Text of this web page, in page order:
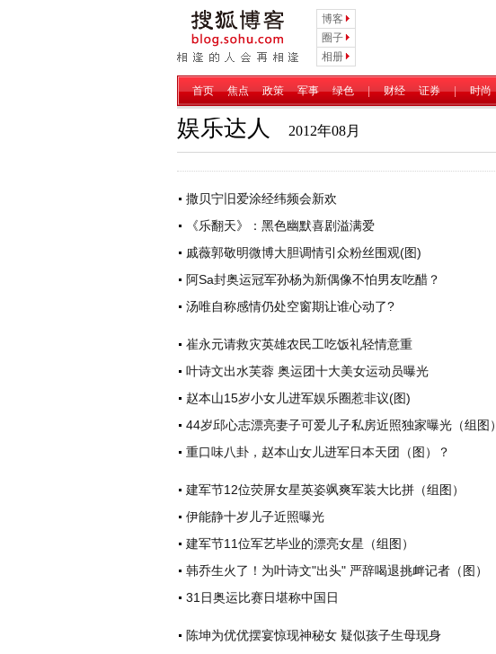
博客
圈子
相册
首页 焦点 政策 军事 绿色 | 财经 证券 | 时尚
娱乐达人 2012年08月
撒贝宁旧爱涂经纬频会新欢
《乐翻天》：黑色幽默喜剧溢满爱
戚薇郭敬明微博大胆调情引众粉丝围观(图)
阿Sa封奥运冠军孙杨为新偶像不怕男友吃醋？
汤唯自称感情仍处空窗期让谁心动了?
崔永元请救灾英雄农民工吃饭礼轻情意重
叶诗文出水芙蓉 奥运团十大美女运动员曝光
赵本山15岁小女儿进军娱乐圈惹非议(图)
44岁邱心志漂亮妻子可爱儿子私房近照独家曝光（组图）
重口味八卦，赵本山女儿进军日本天团（图）？
建军节12位荧屏女星英姿飒爽军装大比拼（组图）
伊能静十岁儿子近照曝光
建军节11位军艺毕业的漂亮女星（组图）
韩乔生火了！为叶诗文"出头" 严辞喝退挑衅记者（图）
31日奥运比赛日堪称中国日
陈坤为优优摆宴惊现神秘女 疑似孩子生母现身